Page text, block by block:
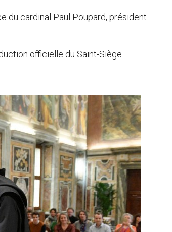
du cardinal Paul Poupard, président
officielle du Saint-Siège.